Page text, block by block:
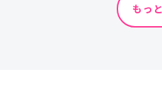
もっ